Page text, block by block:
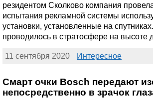
резидентом Сколково компания
испытания рекламной системы
установки, установленные на
проводилось в стратосфере на высоте
11 сентября 2020 Интересное
Смарт очки Bosch передают
непосредственно в зрачок